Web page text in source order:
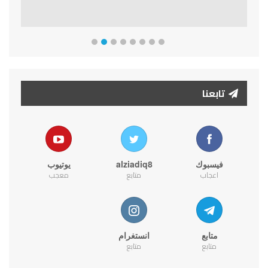
تابعنا
فيسبوك
اعجاب
alziadiq8
متابع
يوتيوب
معجب
متابع
متابع
انستغرام
متابع